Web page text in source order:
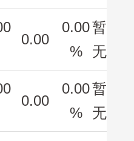
0.00
0.00
%
暂
无
0.00
0.00
%
暂
无